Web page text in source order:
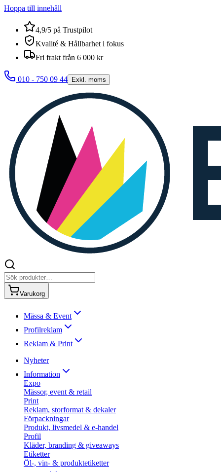
Hoppa till innehåll
4,9/5 på Trustpilot
Kvalité & Hållbarhet i fokus
Fri frakt från 6 000 kr
010 - 750 09 44 Exkl. moms
Varukorg
Mässa & Event
Profilreklam
Reklam & Print
Nyheter
Information
Expo
Mässor, event & retail
Print
Reklam, storformat & dekaler
Förpackningar
Produkt, livsmedel & e-handel
Profil
Kläder, branding & giveaways
Etiketter
Öl-, vin- & produktetiketter